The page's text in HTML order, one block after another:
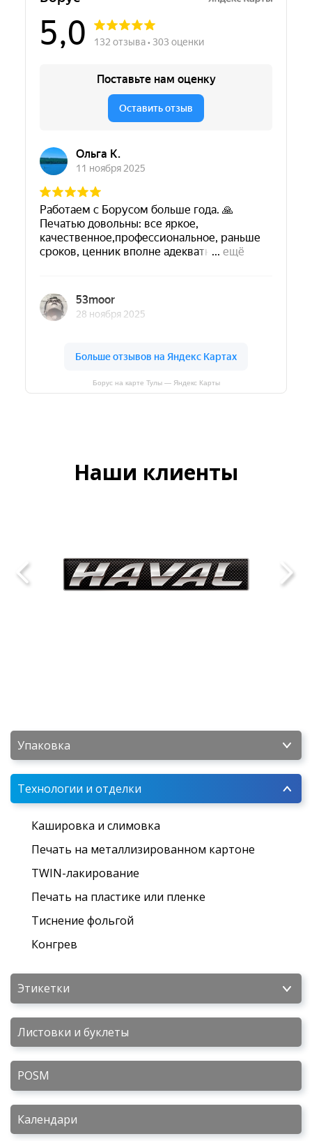
Упаковка
Технологии и отделки
Кашировка и слимовка
Печать на металлизированном картоне
TWIN-лакирование
Печать на пластике или пленке
Тиснение фольгой
Конгрев
Этикетки
Листовки и буклеты
POSM
Календари
Борус на карте Тулы — Яндекс Карты
Наши клиенты